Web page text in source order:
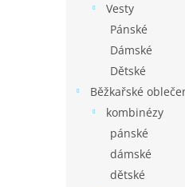
Vesty
Pánské
Dámské
Dětské
Běžkařské
kombinézy
pánské
dámské
dětské